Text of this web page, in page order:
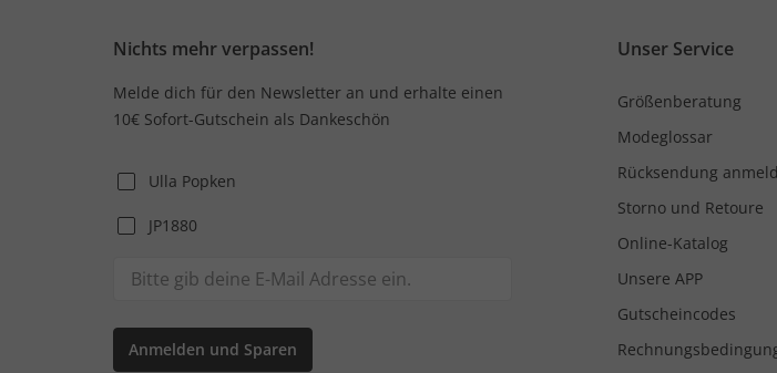
Nichts mehr verpassen!
Melde dich für den Newsletter an und erhalte einen
10€ Sofort-Gutschein als Dankeschön
Ulla Popken
JP1880
Anmelden und Sparen
Unser Service
Größenberatung
Modeglossar
Rücksendung
Storno und Retoure
Online-Katalog
Unsere APP
Gutscheincodes